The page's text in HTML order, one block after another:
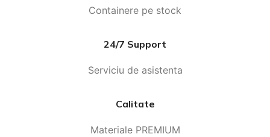
Containere pe stock
24/7 Support
Serviciu de asistenta
Calitate
Materiale PREMIUM